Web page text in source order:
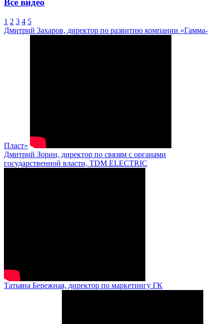
Все видео
1 2 3 4 5
Дмитрий Захаров, директор по развитию компании «Гамма-
Пласт»
Дмитрий Зорин, директор по связям с органами
государственной власти, TDM ELECTRIC
Татьяна Бережная, директор по маркетингу ГК